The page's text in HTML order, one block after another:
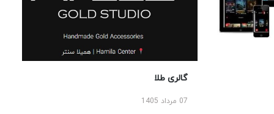
گالری طلا
07 مرداد 1405